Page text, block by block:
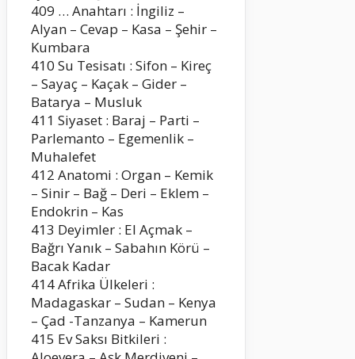
409 … Anahtarı : İngiliz –
Alyan – Cevap – Kasa – Şehir –
Kumbara
410 Su Tesisatı : Sifon – Kireç
– Sayaç – Kaçak – Gider –
Batarya – Musluk
411 Siyaset : Baraj – Parti –
Parlemanto – Egemenlik –
Muhalefet
412 Anatomi : Organ – Kemik
– Sinir – Bağ – Deri – Eklem –
Endokrin – Kas
413 Deyimler : El Açmak –
Bağrı Yanık – Sabahın Körü –
Bacak Kadar
414 Afrika Ülkeleri :
Madagaskar – Sudan – Kenya
– Çad -Tanzanya – Kamerun
415 Ev Saksı Bitkileri :